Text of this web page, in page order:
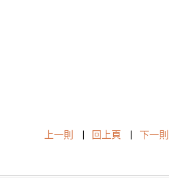
上一則 | 回上頁 | 下一則